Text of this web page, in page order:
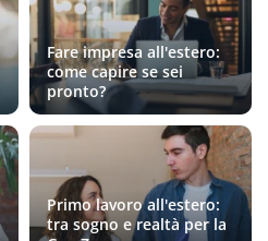
Fare impresa all'estero:
come capire se sei
pronto?
Primo lavoro all'estero:
tra sogno e realtà per la